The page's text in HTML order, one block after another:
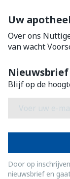
Uw
Over ons
van wacht
Nieuwsbrief
Blijf op de
Door op
nieuwsbrief en